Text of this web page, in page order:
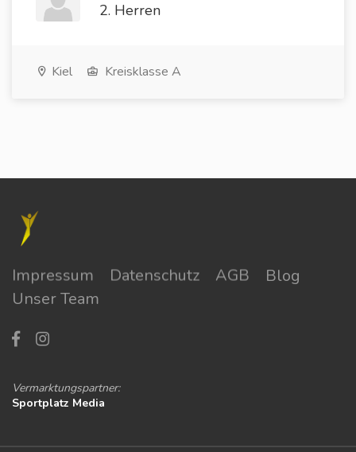
2. Herren
Kiel Kreisklasse A
Impressum Datenschutz AGB
Blog
Unser Team
Vermarktungspartner:
Sportplatz Media